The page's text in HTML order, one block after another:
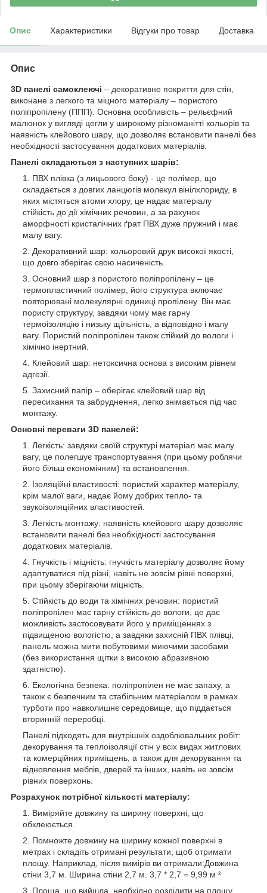
Опис Характеристики Відгуки про товар Доставка
Опис
3D панелі самоклеючі – декоративне покриття для стін,
виконане з легкого та міцного матеріалу – пористого
поліпропілену (ППП). Основна особливість – рельєфний
малюнок у вигляді цегли у широкому різноманітті кольорів та
наявність клейового шару, що дозволяє встановити панелі без
необхідності застосування додаткових матеріалів.
Панелі складаються з наступних шарів:
ПВХ плівка (з лицьового боку) - це полімер, що
складається з довгих ланцюгів молекул вінілхлориду, в
яких містяться атоми хлору, це надає матеріалу
стійкість до дії хімічних речовин, а за рахунок
аморфності кристалічних ґрат ПВХ дуже пружний і має
малу вагу.
Декоративний шар: кольоровий друк високої якості,
що довго зберігає свою насиченість.
Основний шар з пористого поліпропілену – це
термопластичний полімер, його структура включає
повторювані молекулярні одиниці пропілену. Він має
пористу структуру, завдяки чому має гарну
термоізоляцію і низьку щільність, а відповідно і малу
вагу. Пористий поліпропілен також стійкий до вологи і
хімічно інертний.
Клейовий шар: нетоксична основа з високим рівнем
адгезії.
Захисний папір – оберігає клейовий шар від
пересихання та забруднення, легко знімається під час
монтажу.
Основні переваги 3D панелей:
Легкість: завдяки своїй структурі матеріал має малу
вагу, це полегшує транспортування (при цьому роблячи
його більш економічним) та встановлення.
Ізоляційні властивості: пористий характер матеріалу,
крім малої ваги, надає йому добрих тепло- та
звукоізоляційних властивостей.
Легкість монтажу: наявність клейового шару дозволяє
встановити панелі без необхідності застосування
додаткових матеріалів.
Гнучкість і міцність: гнучкість матеріалу дозволяє йому
адаптуватися під різні, навіть не зовсім рівні поверхні,
при цьому зберігаючи міцність.
Стійкість до води та хімічних речовин: пористий
поліпропілен має гарну стійкість до вологи, це дає
можливість застосовувати його у приміщеннях з
підвищеною вологістю, а завдяки захисній ПВХ плівці,
панель можна мити побутовими миючими засобами
(без використання щітки з високою абразивною
здатністю).
Екологічна безпека: поліпропілен не має запаху, а
також є безпечним та стабільним матеріалом в рамках
турботи про навколишнє середовище, що піддається
вторинній переробці.
Панелі підходять для внутрішніх оздоблювальних робіт:
декорування та теплоізоляції стін у всіх видах житлових
та комерційних приміщень, а також для декорування та
відновлення меблів, дверей та інших, навіть не зовсім
рівних поверхонь.
Розрахунок потрібної кількості матеріалу:
Виміряйте довжину та ширину поверхні, що
обклеюється.
Помножте довжину на ширину кожної поверхні в
метрах і складіть отримані результати, щоб отримати
площу. Наприклад, після вимірів ви отримали:Довжина
стіни 3,7 м. Ширина стіни 2,7 м. 3,7 * 2,7 = 9,99 м ²
Площа, що вийшла, необхідно розділити на площу